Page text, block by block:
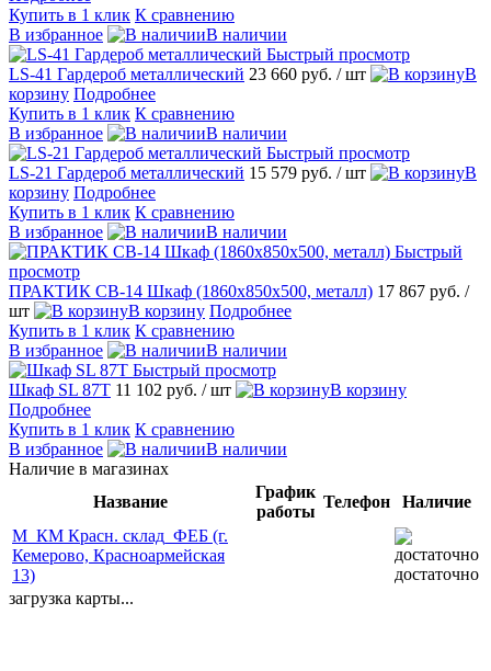
Купить в 1 клик К сравнению
В избранное
В наличии
Быстрый просмотр
LS-41 Гардероб металлический 23 660 руб. / шт
В
корзину Подробнее
Купить в 1 клик К сравнению
В избранное
В наличии
Быстрый просмотр
LS-21 Гардероб металлический 15 579 руб. / шт
В
корзину Подробнее
Купить в 1 клик К сравнению
В избранное
В наличии
Быстрый
просмотр
ПРАКТИК CB-14 Шкаф (1860х850х500, металл) 17 867 руб. /
шт
В корзину Подробнее
Купить в 1 клик К сравнению
В избранное
В наличии
Быстрый просмотр
Шкаф SL 87T 11 102 руб. / шт
В корзину
Подробнее
Купить в 1 клик К сравнению
В избранное
В наличии
Наличие в магазинах
Название
График
работы
Телефон
Наличие
М_КМ Красн. склад_ФЕБ (г.
Кемерово, Красноармейская
13)
достаточно
загрузка карты...